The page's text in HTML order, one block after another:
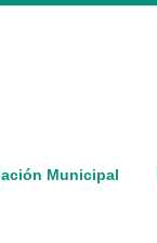
Municipal